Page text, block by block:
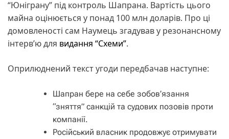
“Юніграну” під контроль Шапрана. Вартість цього
майна оцінюється у понад 100 млн доларів. Про ці
домовленості сам Наумець згадував у резонансному
інтерв’ю для видання “Схеми”.
Оприлюднений текст угоди передбачав наступне:
Шапран бере на себе зобов’язання
“зняття” санкцій та судових позовів проти
компанії.
Російський власник продовжує отримувати